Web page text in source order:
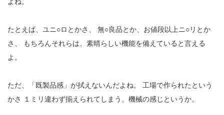
たとえば、ユニ○ロとかさ、
無○良品とか、お値段以上ニ○リとか
さ、
もちろんそれらは、素晴らしい機能を備えていると言える
よ。
ただ、「既製品感」が拭えないんだよね。
工場で作られたという
かさ
１ミリ違わず揃えられてしまう、機械の感じというか。